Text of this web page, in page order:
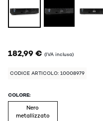
182,99 € (IVA inclusa)
CODICE ARTICOLO: 10008979
COLORE:
Nero
metallizzato